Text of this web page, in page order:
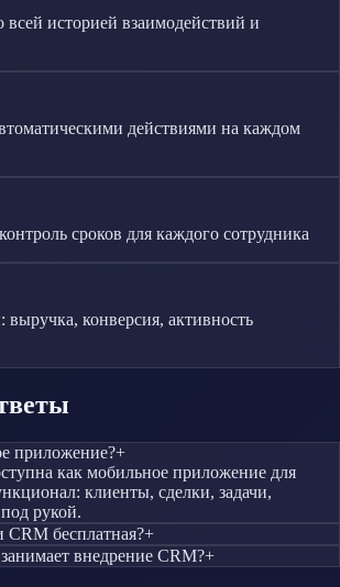
всей историей взаимодействий и
действиями на каждом
сроков для каждого сотрудника
конверсия, активность
приложение?+
как мобильное приложение для
клиенты, сделки, задачи,
рукой.
CRM бесплатная?+
внедрение CRM?+